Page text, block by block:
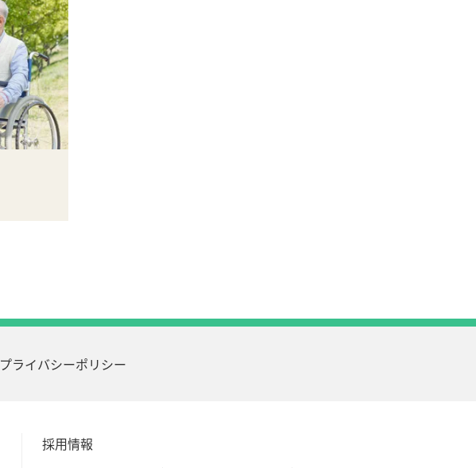
プライバシーポリシー
採用情報